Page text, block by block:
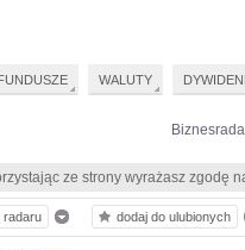
ze strony wyrażasz
radaru dodaj do ulubionych
WALUTY